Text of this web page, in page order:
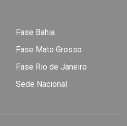
Fase Bahia
Fase Mato Grosso
Fase Rio de Janeiro
Sede Nacional